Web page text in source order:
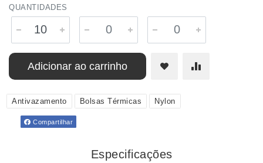
QUANTIDADES
Adicionar ao carrinho
Antivazamento Bolsas Térmicas Nylon
Compartilhar
Especificações